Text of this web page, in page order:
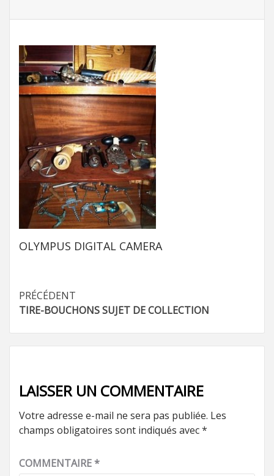
OLYMPUS DIGITAL CAMERA
Navigation
d’article
PRÉCÉDENT
TIRE-BOUCHONS SUJET DE COLLECTION
LAISSER UN COMMENTAIRE
Votre adresse e-mail ne sera pas publiée. Les
champs obligatoires sont indiqués avec*
COMMENTAIRE*